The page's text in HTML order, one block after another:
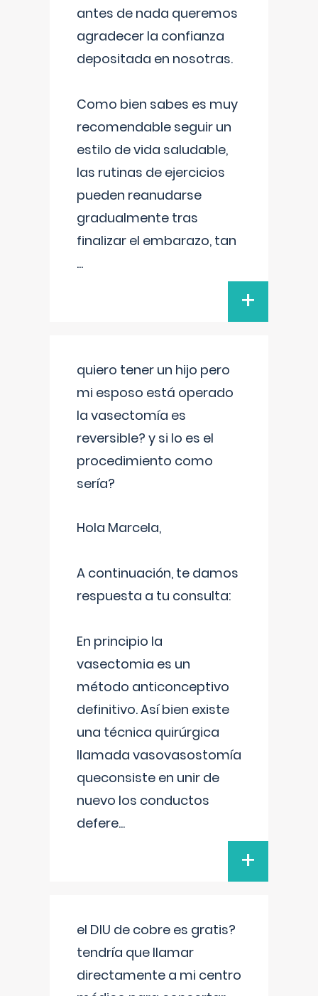
antes de nada queremos
agradecer la confianza
depositada en nosotras.
Como bien sabes es muy
recomendable seguir un
estilo de vida saludable,
las rutinas de ejercicios
pueden reanudarse
gradualmente tras
finalizar el embarazo, tan
...
+
quiero tener un hijo pero
mi esposo está operado
la vasectomía es
reversible? y si lo es el
procedimiento como
sería?
Hola Marcela,
A continuación, te damos
respuesta a tu consulta:
En principio la
vasectomia es un
método anticonceptivo
definitivo. Así bien existe
una técnica quirúrgica
llamada vasovasostomía
queconsiste en unir de
nuevo los conductos
defere...
+
el DIU de cobre es gratis?
tendría que llamar
directamente a mi centro